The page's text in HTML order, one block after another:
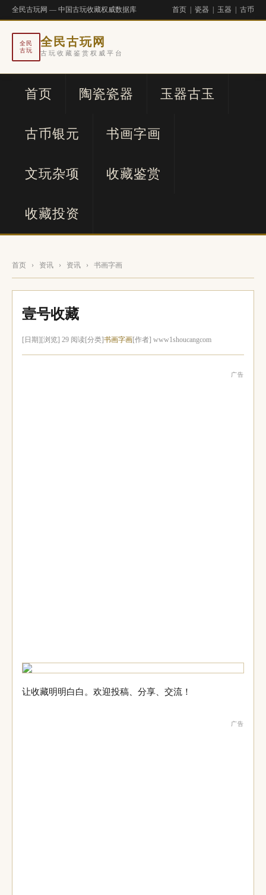
全民古玩网 — 中国古玩收藏权威数据库 首页 瓷器 玉器 古币
全民
古玩
全民古玩网
古玩收藏鉴赏权威平台
首页 陶瓷瓷器 玉器古玉
古币银元 书画字画
文玩杂项 收藏鉴赏
收藏投资
首页 › 资讯 › 资讯 › 书画字画
壹号收藏
[日期] [浏览] 29 阅读 [分类]书画字画[作者] www1shoucangcom
广告
让收藏明明白白。欢迎投稿、分享、交流！
广告